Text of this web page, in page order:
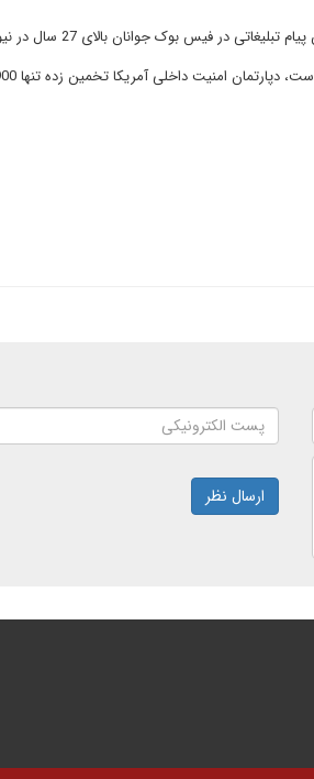
در فیس بوک جوانان بالای 27 سال در نیویورک است.
ارسال نظر